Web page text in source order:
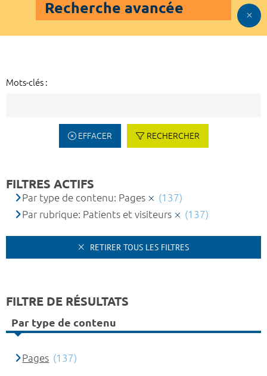
Recherche avancée
Mots-clés :
EFFACER RECHERCHER
FILTRES ACTIFS
Par type de contenu: Pages
(137)
Par rubrique: Patients et visiteurs
(137)
RETIRER TOUS LES FILTRES
FILTRE DE RÉSULTATS
Par type de contenu
Pages (137)